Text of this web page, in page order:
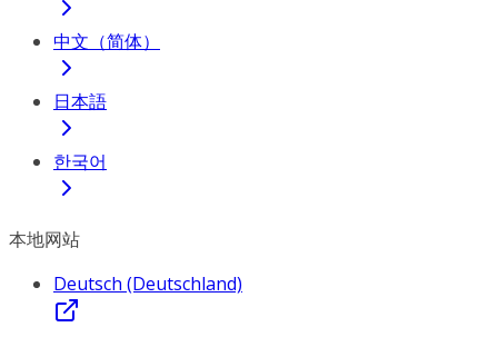
中文（简体）
日本語
한국어
本地网站
Deutsch (Deutschland)